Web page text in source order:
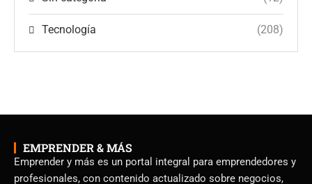
Tecnología (208)
EMPRENDER & MÁS
Emprender y más es un portal integral para emprendedores y
profesionales, con contenido actualizado sobre negocios,